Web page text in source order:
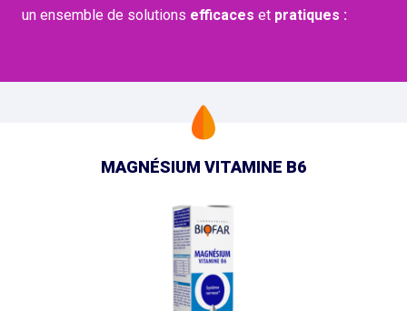
un ensemble de solutions efficaces et pratiques :
MAGNÉSIUM VITAMINE B6